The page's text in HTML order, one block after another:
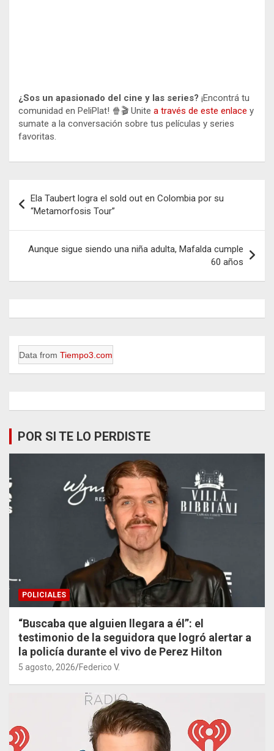
¿Sos un apasionado del cine y las series? ¡Encontrá tu
comunidad en PeliPlat! 🍿🎬 Unite a través de este enlace y
sumate a la conversación sobre tus películas y series
favoritas.
de
entradas
Ela Taubert logra el sold out en Colombia por su
“Metamorfosis Tour”
Aunque sigue siendo una niña adulta, Mafalda cumple
60 años
Data from Tiempo3.com
POR SI TE LO PERDISTE
POLICIALES
“Buscaba que alguien llegara a él”: el
testimonio de la seguidora que logró alertar a
la policía durante el vivo de Perez Hilton
5 agosto, 2026 Federico V.